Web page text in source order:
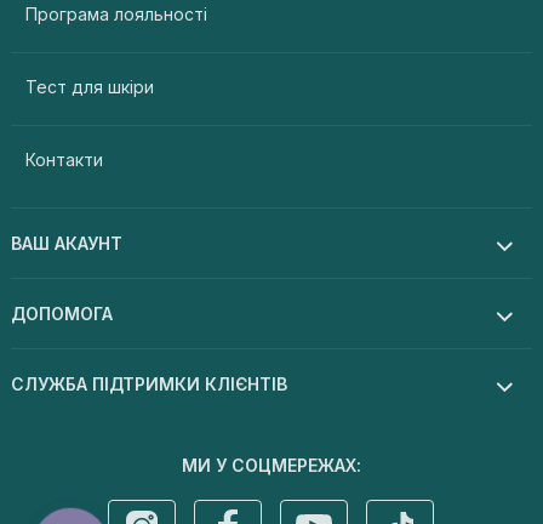
Програма лояльності
Тест для шкіри
Контакти
ВАШ АКАУНТ
ДОПОМОГА
СЛУЖБА ПІДТРИМКИ КЛІЄНТІВ
МИ У СОЦМЕРЕЖАХ: